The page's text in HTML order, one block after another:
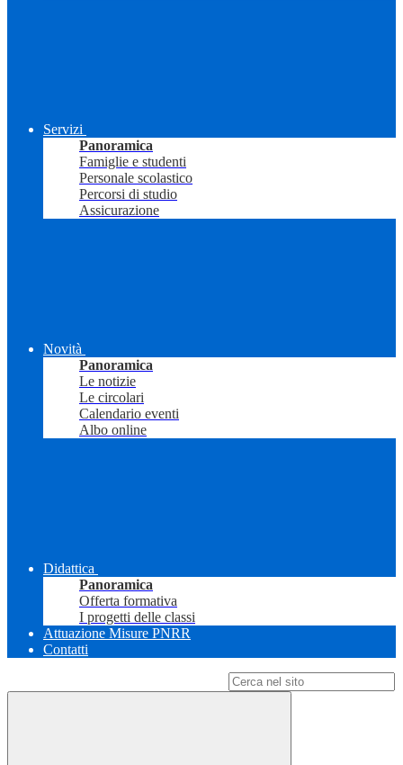
Servizi
Panoramica
Famiglie e studenti
Personale scolastico
Percorsi di studio
Assicurazione
Novità
Panoramica
Le notizie
Le circolari
Calendario eventi
Albo online
Didattica
Panoramica
Offerta formativa
I progetti delle classi
Attuazione Misure PNRR
Contatti